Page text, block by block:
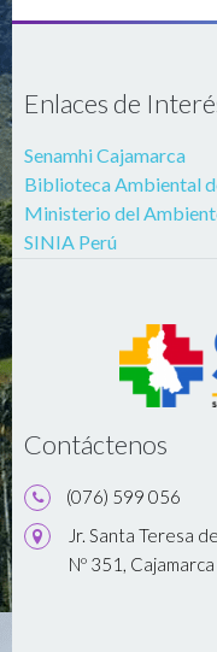
Enlaces de
Senamhi Cajamarca
Biblioteca Ambiental
Ministerio del
SINIA Perú
Contáctenos
(076) 599 056
Jr. Santa Teresa
Nº 351,